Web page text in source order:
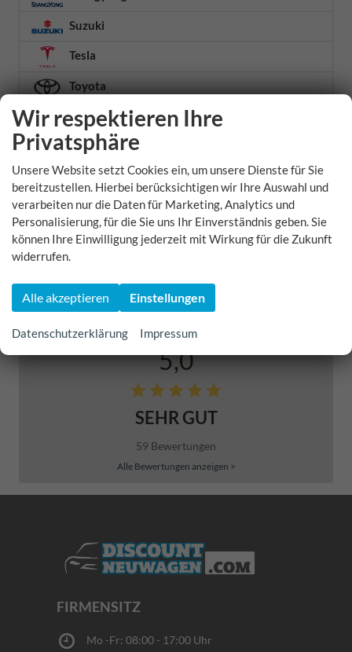
Suzuki
Tesla
Toyota
Volkswagen
Volvo
Weitere
Xpeng
Zeekr
Geparkte Fahrzeuge (
5,0
SEHR GUT
59 Bewertungen
Alle Bewertungen anzeigen >
FIRMENSITZ
Mo -Fr: 08:00 - 17:00 Uhr
Wir respektieren Ihre
Privatsphäre
Unsere Website setzt Cookies ein, um unsere Dienste für Sie
bereitzustellen. Hierbei berücksichtigen wir Ihre Auswahl und
verarbeiten nur die Daten für Marketing, Analytics und
Personalisierung, für die Sie uns Ihr Einverständnis geben. Sie
können Ihre Einwilligung jederzeit mit Wirkung für die Zukunft
widerrufen.
Alle akzeptieren Einstellungen
Datenschutzerklärung Impressum